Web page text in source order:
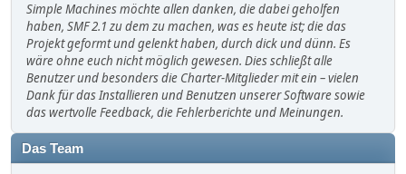
Simple Machines möchte allen danken, die dabei geholfen
haben, SMF 2.1 zu dem zu machen, was es heute ist; die das
Projekt geformt und gelenkt haben, durch dick und dünn. Es
wäre ohne euch nicht möglich gewesen. Dies schließt alle
Benutzer und besonders die Charter-Mitglieder mit ein – vielen
Dank für das Installieren und Benutzen unserer Software sowie
das wertvolle Feedback, die Fehlerberichte und Meinungen.
Das Team